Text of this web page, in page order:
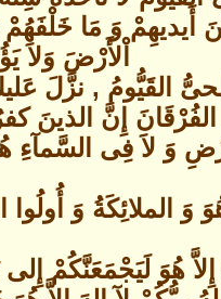
بَيْنَ أَيديهِمْ وَ مَا
اْلأَرْضَ وَلاَ
الحىُّ القَيُّومُ , نزَّلَ
إِنَّ الذينَ
لاَ فِى السَّمآءِ هُوَ
وَ الملائِكَةُ وَ
إِلاَّ هُوَ لَيَجْمَعَنَّكُمْ